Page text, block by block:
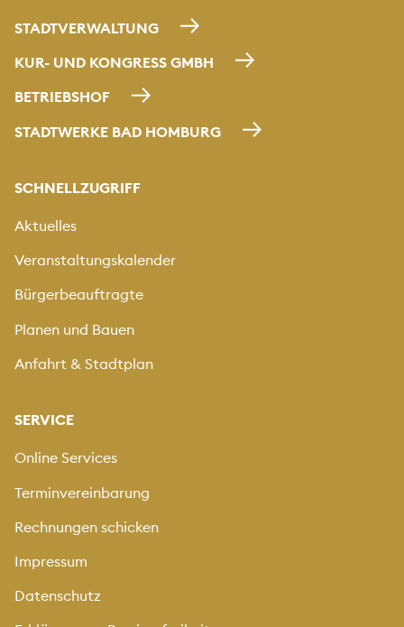
STADTVERWALTUNG
KUR- UND KONGRESS GMBH
BETRIEBSHOF
STADTWERKE BAD HOMBURG
SCHNELLZUGRIFF
Aktuelles
Veranstaltungskalender
Bürgerbeauftragte
Planen und Bauen
Anfahrt & Stadtplan
SERVICE
Online Services
Terminvereinbarung
Rechnungen schicken
Impressum
Datenschutz